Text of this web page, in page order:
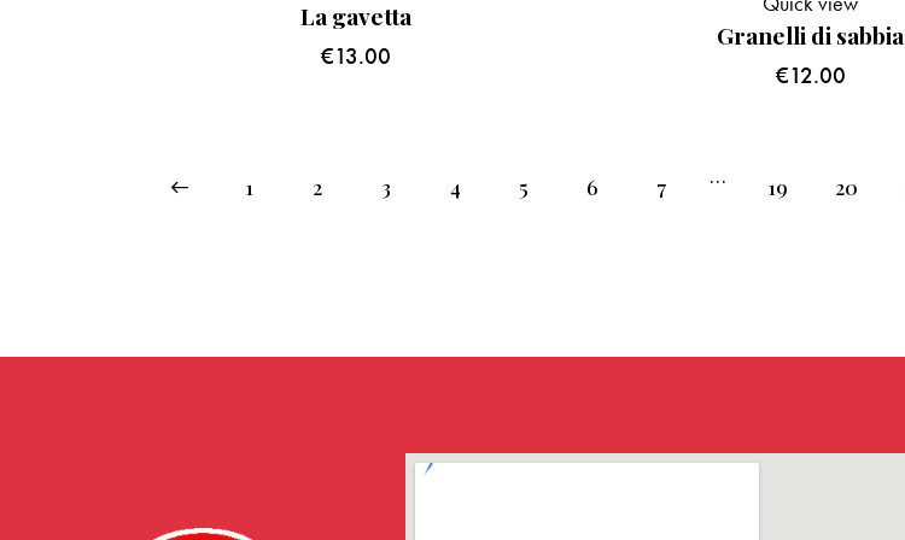
La gavetta
€13.00
Granelli di sabbia
€12.00
1 2 3 4 5 6 7 … 19 20→